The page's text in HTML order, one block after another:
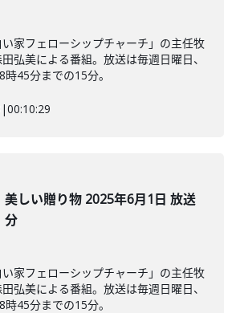
家フェローシップチャーチ」の主任牧
弘美による番組。放送は毎週日曜日、
45分までの15分。
|00:10:29
美しい贈り物 2025年6月1日 放送
分
家フェローシップチャーチ」の主任牧
弘美による番組。放送は毎週日曜日、
45分までの15分。